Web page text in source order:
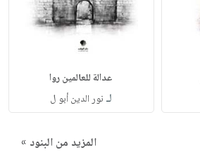
عدالة للعالمين روا
لـ نور الدين أبو ل
المزيد من البنود »